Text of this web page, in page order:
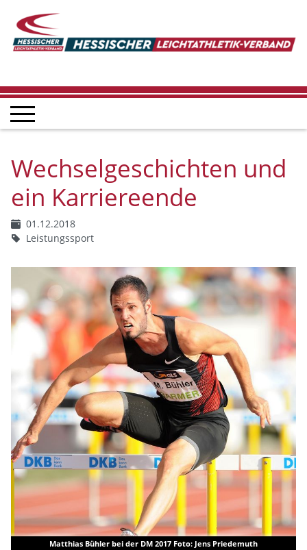
Wechselgeschichten und
ein Karriereende
01.12.2018
Leistungssport
Bühler bei der DM 2017 Foto: Jens Priedemuth Von Hanau
Previous Next